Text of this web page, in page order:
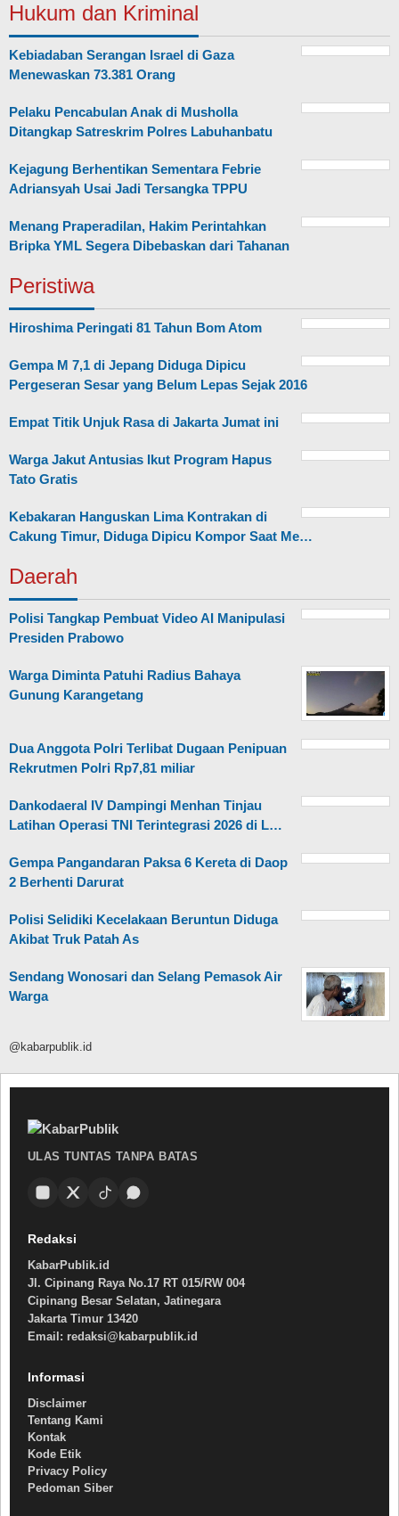
Hukum dan Kriminal
Kebiadaban Serangan Israel di Gaza
Menewaskan 73.381 Orang
Pelaku Pencabulan Anak di Musholla
Ditangkap Satreskrim Polres Labuhanbatu
Kejagung Berhentikan Sementara Febrie
Adriansyah Usai Jadi Tersangka TPPU
Menang Praperadilan, Hakim Perintahkan
Bripka YML Segera Dibebaskan dari Tahanan
Peristiwa
Hiroshima Peringati 81 Tahun Bom Atom
Gempa M 7,1 di Jepang Diduga Dipicu
Pergeseran Sesar yang Belum Lepas Sejak 2016
Empat Titik Unjuk Rasa di Jakarta Jumat ini
Warga Jakut Antusias Ikut Program Hapus
Tato Gratis
Kebakaran Hanguskan Lima Kontrakan di
Cakung Timur, Diduga Dipicu Kompor Saat Me…
Daerah
Polisi Tangkap Pembuat Video AI Manipulasi
Presiden Prabowo
Warga Diminta Patuhi Radius Bahaya
Gunung Karangetang
Dua Anggota Polri Terlibat Dugaan Penipuan
Rekrutmen Polri Rp7,81 miliar
Dankodaeral IV Dampingi Menhan Tinjau
Latihan Operasi TNI Terintegrasi 2026 di L…
Gempa Pangandaran Paksa 6 Kereta di Daop
2 Berhenti Darurat
Polisi Selidiki Kecelakaan Beruntun Diduga
Akibat Truk Patah As
Sendang Wonosari dan Selang Pemasok Air
Warga
@kabarpublik.id
ULAS TUNTAS TANPA BATAS
Redaksi
KabarPublik.id
Jl. Cipinang Raya No.17 RT 015/RW 004
Cipinang Besar Selatan, Jatinegara
Jakarta Timur 13420
Email: redaksi@kabarpublik.id
Informasi
Disclaimer
Tentang Kami
Kontak
Kode Etik
Privacy Policy
Pedoman Siber